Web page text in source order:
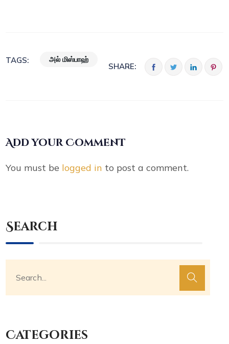
TAGS: அல் மிஸ்பாஹ்
SHARE:
Add your Comment
You must be logged in to post a comment.
Search
Categories